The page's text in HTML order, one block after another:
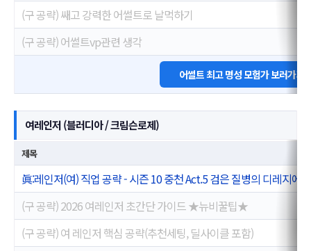
(구 공략) 쌔고 강력한 어썰트로 날먹하기
(구 공략) 어썰트vp관련 생각
어썰트 최고 명성 모험가 보러가기
여레인저 (블러디아 / 크림슨로제)
제목
眞:레인저(여) 직업 공략 - 시즌 10 중천 Act.5 검은 질병의 디레지에
(구 공략) 2026 여레인저 초간단 가이드 ★뉴비꿀팁★
(구 공략) 여 레인저 핵심 공략(추천세팅, 딜사이클 포함)